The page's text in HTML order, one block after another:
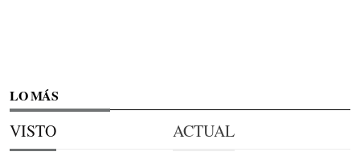
LO MÁS
VISTO ACTUAL